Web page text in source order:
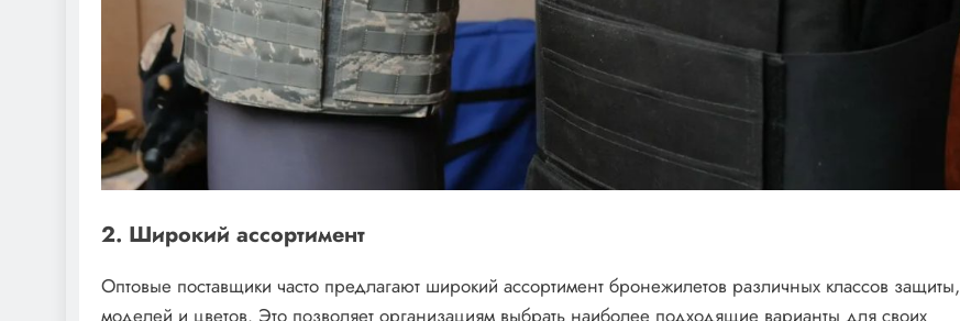
2. Широкий ассортимент
Оптовые поставщики часто предлагают широкий ассортимент бронежилетов различных классов защиты,
моделей и цветов. Это позволяет организациям выбрать наиболее подходящие варианты для своих